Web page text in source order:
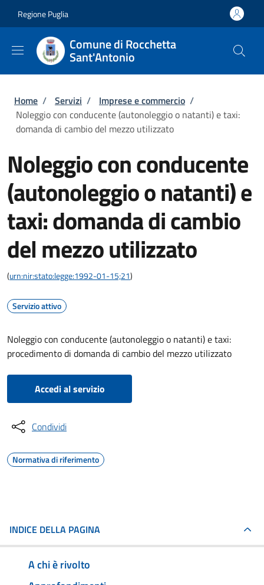
Regione Puglia
Comune di Rocchetta
Sant'Antonio
Briciole di pane
Home / Servizi / Imprese e commercio /
Noleggio con conducente (autonoleggio o natanti) e taxi:
domanda di cambio del mezzo utilizzato
Noleggio con conducente
(autonoleggio o natanti) e
taxi: domanda di cambio
del mezzo utilizzato
(urn:nir:stato:legge:1992-01-15;21)
Servizio attivo
Noleggio con conducente (autonoleggio o natanti) e taxi:
procedimento di domanda di cambio del mezzo utilizzato
Accedi al servizio
Condividi
Normativa di riferimento
INDICE DELLA PAGINA
A chi è rivolto